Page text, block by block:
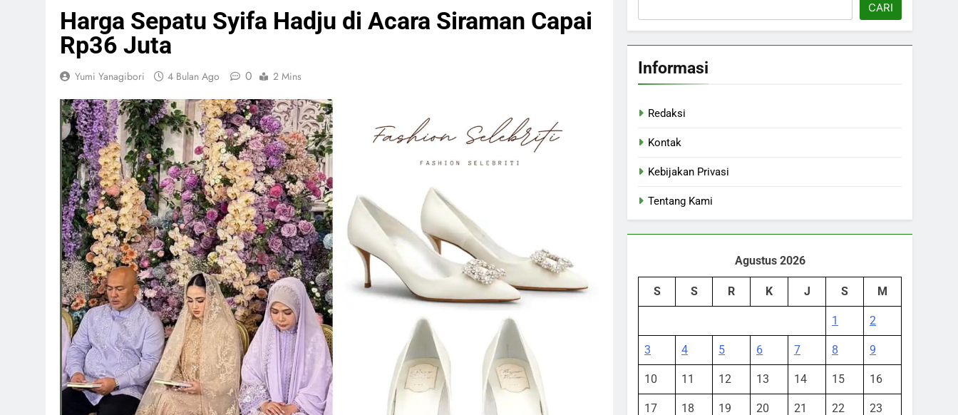
Harga Sepatu Syifa Hadju di Acara Siraman Capai
Rp36 Juta
Yumi Yanagibori 4 Bulan Ago 0 2 Mins
CARI
Informasi
Redaksi
Kontak
Kebijakan Privasi
Tentang Kami
Agustus 2026
S S R K J S M
1 2
3 4 5 6 7 8 9
10 11 12 13 14 15 16
17 18 19 20 21 22 23